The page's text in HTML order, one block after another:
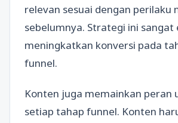
relevan sesuai dengan perilaku
sebelumnya. Strategi ini
meningkatkan konversi pada
funnel.
Konten juga memainkan peran
setiap tahap funnel. Konten